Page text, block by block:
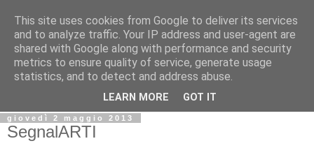
Biblio@rti in
Il Blog della Biblioteca di Area delle arti per condividere
informazioni iniziative incontri
giovedì 2 maggio 2013
SegnalARTI
This site uses cookies from Google to deliver its services
and to analyze traffic. Your IP address and user-agent are
shared with Google along with performance and security
metrics to ensure quality of service, generate usage
statistics, and to detect and address abuse.
LEARN MORE GOT IT